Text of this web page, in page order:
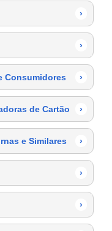
›
›
Consumidores ›
de Cartão ›
e Similares ›
›
›